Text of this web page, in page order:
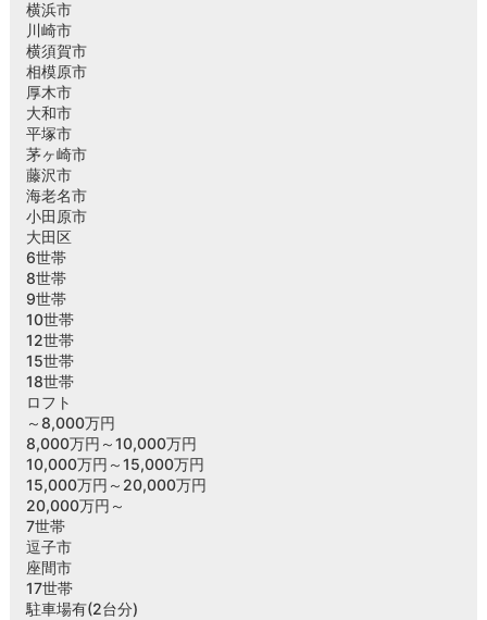
横浜市
川崎市
横須賀市
相模原市
厚木市
大和市
平塚市
茅ヶ崎市
藤沢市
海老名市
小田原市
大田区
6世帯
8世帯
9世帯
10世帯
12世帯
15世帯
18世帯
ロフト
～8,000万円
8,000万円～10,000万円
10,000万円～15,000万円
15,000万円～20,000万円
20,000万円～
7世帯
逗子市
座間市
17世帯
駐車場有(2台分)